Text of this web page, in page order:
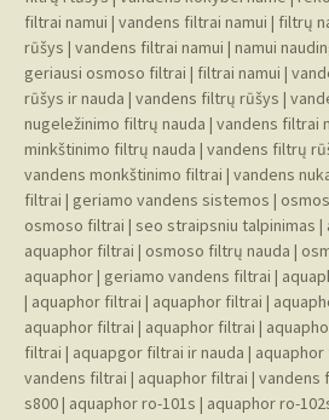
filtrai namui | vandens filtrai namui | filtrų
rūšys | vandens filtrai namui | namui
geriausi osmoso filtrai | filtrai namui |
rūšys ir nauda | vandens filtrų rūšys |
nugeležinimo filtrų nauda | vandens filtrai
minkštinimo filtrų nauda | vandens filtrų
vandens monkštinimo filtrai | vandens
filtrai | geriamo vandens sistemos |
osmoso filtrai | seo straipsniu talpinimas |
aquaphor filtrai | osmoso filtrų nauda |
aquaphor| geriamo vandens filtrai |
| aquaphor filtrai | aquaphor filtrai |
aquaphor filtrai | aquaphor filtrai |
filtrai | aquapgor filtrai ir nauda |
vandens filtrai | aquaphor filtrai | vandens
s800| aquaphor ro-101s | aquaphor ro-